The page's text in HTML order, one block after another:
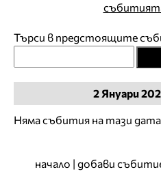
Търси в предстоящите
2 Януари
Няма събития на тази дата
начало | добави